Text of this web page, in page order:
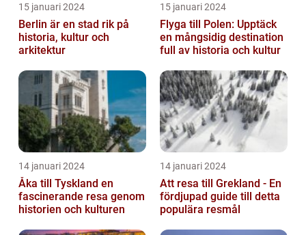
15 januari 2024
Berlin är en stad rik på
historia, kultur och
arkitektur
15 januari 2024
Flyga till Polen: Upptäck
en mångsidig destination
full av historia och kultur
14 januari 2024
Åka till Tyskland en
fascinerande resa genom
historien och kulturen
14 januari 2024
Att resa till Grekland - En
fördjupad guide till detta
populära resmål